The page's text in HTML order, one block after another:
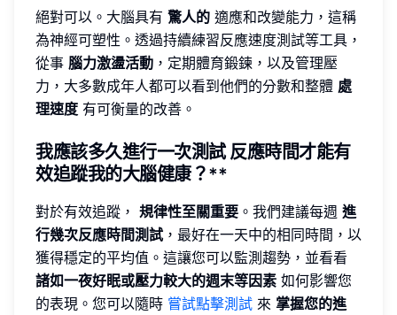
絕對可以。大腦具有 驚人的 適應和改變能力，這稱
為神經可塑性。透過持續練習反應速度測試等工具，
從事 腦力激盪活動 ，定期體育鍛鍊，以及管理壓
力，大多數成年人都可以看到他們的分數和整體 處
理速度 有可衡量的改善。
我應該多久進行一次測試反應時間才能有
效追蹤我的大腦健康？**
對於有效追蹤， 規律性至關重要 。我們建議每週 進
行幾次反應時間測試，最好在一天中的相同時間，以
獲得穩定的平均值。這讓您可以監測趨勢，並看看
諸如一夜好眠或壓力較大的週末等因素 如何影響您
的表現。您可以隨時 嘗試點擊測試 來 掌握您的進